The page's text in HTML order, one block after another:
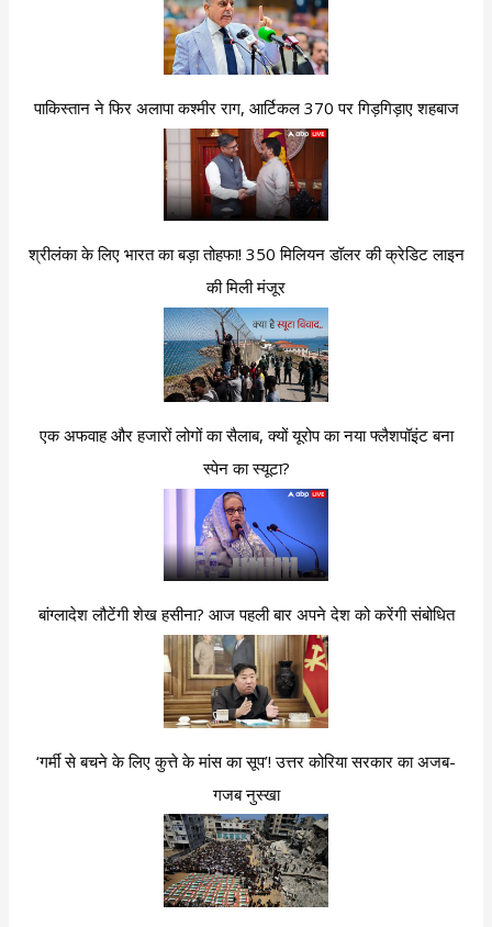
पाकिस्तान ने फिर अलापा कश्मीर राग, आर्टिकल 370 पर गिड़गिड़ाए शहबाज
श्रीलंका के लिए भारत का बड़ा तोहफा! 350 मिलियन डॉलर की क्रेडिट लाइन
की मिली मंजूर
एक अफवाह और हजारों लोगों का सैलाब, क्यों यूरोप का नया फ्लैशपॉइंट बना
स्पेन का स्यूटा?
बांग्लादेश लौटेंगी शेख हसीना? आज पहली बार अपने देश को करेंगी संबोधित
‘गर्मी से बचने के लिए कुत्ते के मांस का सूप’! उत्तर कोरिया सरकार का अजब-
गजब नुस्खा